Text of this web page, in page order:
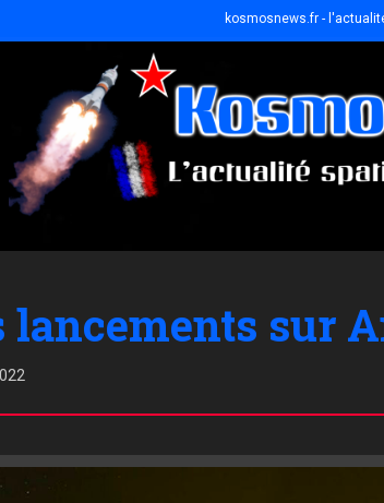
kosmosnews.fr -
lancements sur